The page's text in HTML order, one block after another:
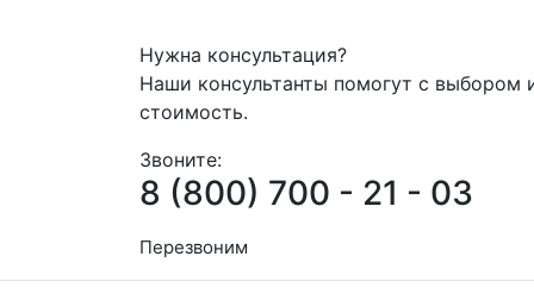
Нужна консультация?
Наши консультанты помогут с выбором
стоимость.
Звоните:
8 (800) 700 - 21 - 03
Перезвоним